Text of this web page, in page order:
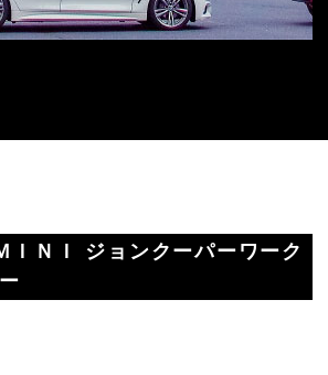
ＮＩ ジョンクーパーワーク